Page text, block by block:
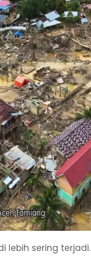
lebih sering terjadi.